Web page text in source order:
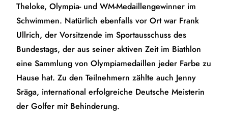
Theloke, Olympia- und WM-Medaillengewinner im
Schwimmen. Natürlich ebenfalls vor Ort war Frank
Ullrich, der Vorsitzende im Sportausschuss des
Bundestags, der aus seiner aktiven Zeit im Biathlon
eine Sammlung von Olympiamedaillen jeder Farbe zu
Hause hat. Zu den Teilnehmern zählte auch Jenny
Sräga, international erfolgreiche Deutsche Meisterin
der Golfer mit Behinderung.